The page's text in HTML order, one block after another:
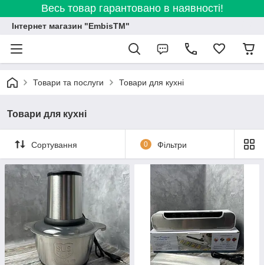
Весь товар гарантовано в наявності!
Інтернет магазин "EmbisTM"
Товари та послуги Товари для кухні
Товари для кухні
Сортування 0 Фільтри